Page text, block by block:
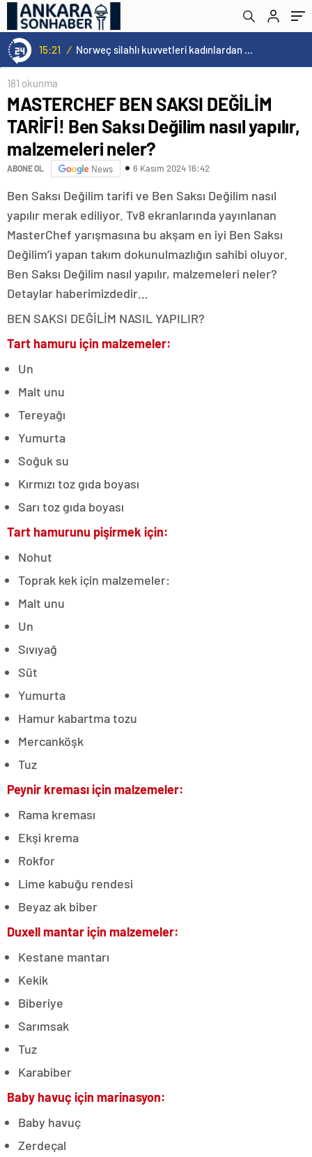
15:21 / Norweç silahlı kuvvetleri kadınlardan oluşan özel kuvvetler eğitimlerini başlattı.
neler?
181 okunma
MASTERCHEF BEN SAKSI DEĞİLİM
TARİFİ! Ben Saksı Değilim nasıl yapılır,
malzemeleri neler?
ABONE OL News 6 Kasım 2024 16:42
Ben Saksı Değilim tarifi ve Ben Saksı Değilim nasıl
yapılır merak ediliyor. Tv8 ekranlarında yayınlanan
MasterChef yarışmasına bu akşam en iyi Ben Saksı
Değilim’i yapan takım dokunulmazlığın sahibi oluyor.
Ben Saksı Değilim nasıl yapılır, malzemeleri neler?
Detaylar haberimizdedir…
BEN SAKSI DEĞİLİM NASIL YAPILIR?
Tart hamuru için malzemeler:
Un
Malt unu
Tereyağı
Yumurta
Soğuk su
Kırmızı toz gıda boyası
Sarı toz gıda boyası
Tart hamurunu pişirmek için:
Nohut
Toprak kek için malzemeler:
Malt unu
Un
Sıvıyağ
Süt
Yumurta
Hamur kabartma tozu
Mercanköşk
Tuz
Peynir kreması için malzemeler:
Rama kreması
Ekşi krema
Rokfor
Lime kabuğu rendesi
Beyaz ak biber
Duxell mantar için malzemeler:
Kestane mantarı
Kekik
Biberiye
Sarımsak
Tuz
Karabiber
Baby havuç için marinasyon:
Baby havuç
Zerdeçal